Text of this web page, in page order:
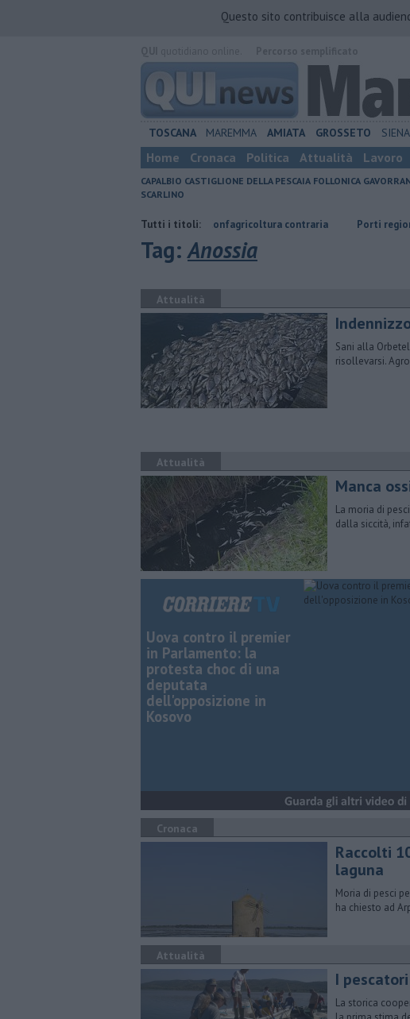
Questo sito contribuisce alla
TOSCANA MAREMMA AMIATA GROSSETO SIENA
Home Cronaca Politica Attualità Lavoro
CAPALBIO CASTIGLIONE DELLA PESCAIA FOLLONICA
SCARLINO
Tutti i titoli:
Parco eolico in mare, Confagricoltura contraria Porti regionali, piano
Tag:Anossia
Attualità
Sani alla
risollevarsi.
Attualità
Manca
La moria di
dalla siccità,
Uova contro il premier
in Parlamento: la
protesta choc di una
deputata
dell'opposizione in
Kosovo
Cronaca
Raccolti
laguna
Moria di pesci
ha chiesto ad
Attualità
I
La storica